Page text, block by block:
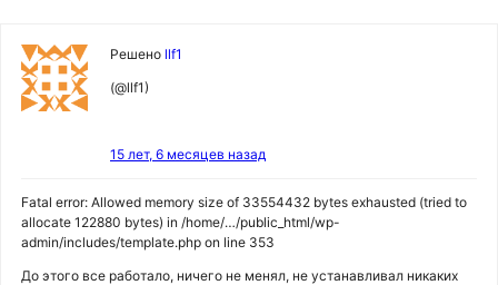
Решено llf1
(@llf1)
15 лет, 6 месяцев назад
Fatal error: Allowed memory size of 33554432 bytes exhausted (tried to
allocate 122880 bytes) in /home/…/public_html/wp-
admin/includes/template.php on line 353
До этого все работало, ничего не менял, не устанавливал никаких